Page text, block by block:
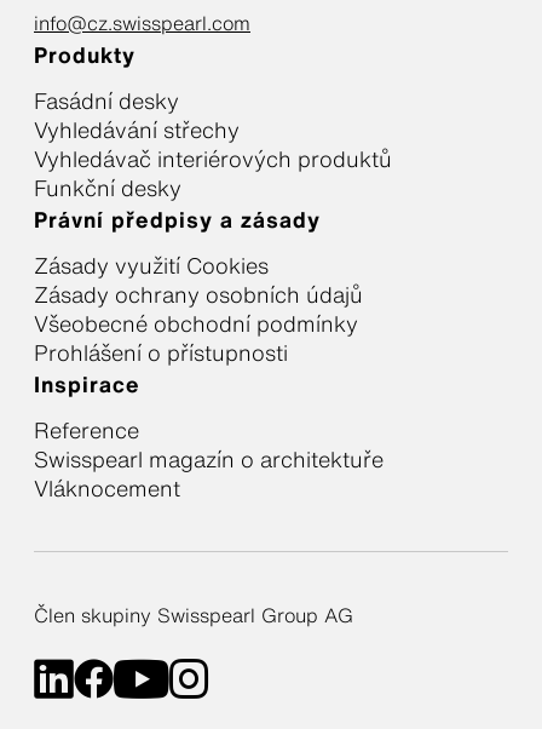
info@cz.swisspearl.com
Produkty
Fasádní desky
Vyhledávání střechy
Vyhledávač interiérových produktů
Funkční desky
Právní předpisy a zásady
Zásady využití Cookies
Zásady ochrany osobních údajů
Všeobecné obchodní podmínky
Prohlášení o přístupnosti
Inspirace
Reference
Swisspearl magazín o architektuře
Vláknocement
Člen skupiny Swisspearl Group AG